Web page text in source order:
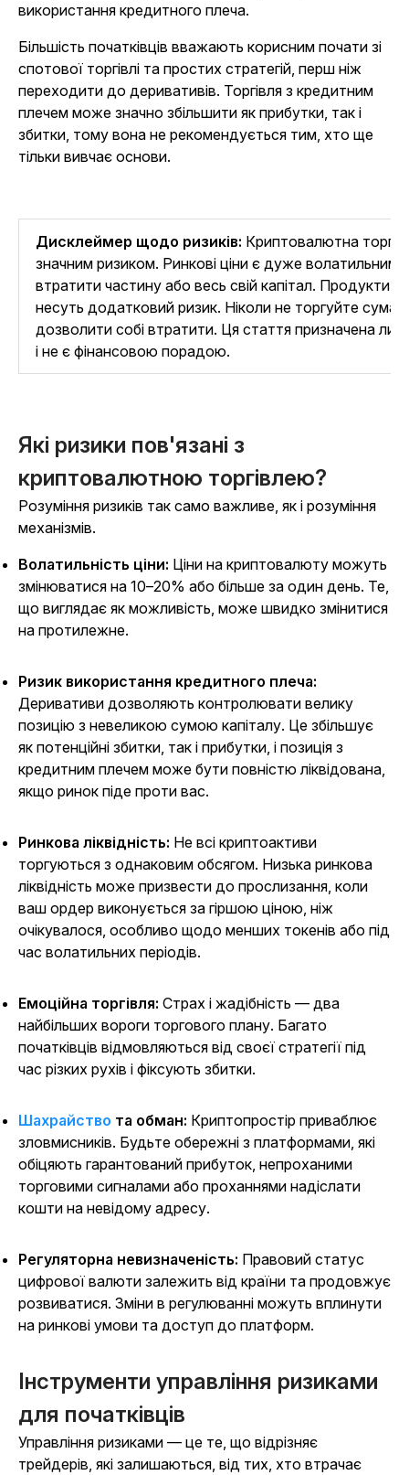
використання кредитного плеча.
Більшість початківців вважають корисним почати зі
спотової торгівлі та простих стратегій, перш ніж
переходити до деривативів. Торгівля з кредитним
плечем може значно збільшити як прибутки, так і
збитки, тому вона не рекомендується тим, хто ще
тільки вивчає основи.
Дисклеймер щодо ризиків: Криптовалютна
значним ризиком. Ринкові ціни є дуже
втратити частину або весь свій капітал. Продукти
несуть додатковий ризик. Ніколи не торгуйте
дозволити собі втратити. Ця стаття призначена
і не є фінансовою порадою.
Які ризики пов'язані з
криптовалютною торгівлею?
Розуміння ризиків так само важливе, як і розуміння
механізмів.
Волатильність ціни: Ціни на криптовалюту можуть
змінюватися на 10–20% або більше за один день. Те,
що виглядає як можливість, може швидко змінитися
на протилежне.
Ризик використання кредитного плеча:
Деривативи дозволяють контролювати велику
позицію з невеликою сумою капіталу. Це збільшує
як потенційні збитки, так і прибутки, і позиція з
кредитним плечем може бути повністю ліквідована,
якщо ринок піде проти вас.
Ринкова ліквідність: Не всі криптоактиви
торгуються з однаковим обсягом. Низька ринкова
ліквідність може призвести до прослизання, коли
ваш ордер виконується за гіршою ціною, ніж
очікувалося, особливо щодо менших токенів або під
час волатильних періодів.
Емоційна торгівля: Страх і жадібність — два
найбільших вороги торгового плану. Багато
початківців відмовляються від своєї стратегії під
час різких рухів і фіксують збитки.
Шахрайство та обман: Криптопростір приваблює
зловмисників. Будьте обережні з платформами, які
обіцяють гарантований прибуток, непроханими
торговими сигналами або проханнями надіслати
кошти на невідому адресу.
Регуляторна невизначеність: Правовий статус
цифрової валюти залежить від країни та продовжує
розвиватися. Зміни в регулюванні можуть вплинути
на ринкові умови та доступ до платформ.
Інструменти управління ризиками
для початківців
Управління ризиками — це те, що відрізняє
трейдерів, які залишаються, від тих, хто втрачає